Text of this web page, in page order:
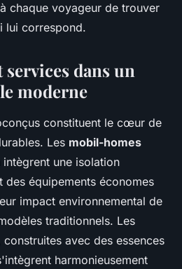
chaque voyageur de trouver
lui correspond.
dans un
moderne
constituent le cœur de
Les mobil-homes
intègrent une isolation
des équipements économes
impact environnemental de
traditionnels. Les
avec des essences
harmonieusement